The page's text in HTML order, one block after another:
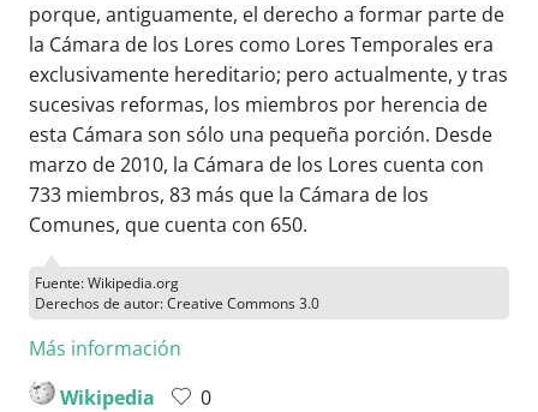
porque, antiguamente, el derecho a formar parte de
la Cámara de los Lores como Lores Temporales era
exclusivamente hereditario; pero actualmente, y tras
sucesivas reformas, los miembros por herencia de
esta Cámara son sólo una pequeña porción. Desde
marzo de 2010, la Cámara de los Lores cuenta con
733 miembros, 83 más que la Cámara de los
Comunes, que cuenta con 650.
Fuente: Wikipedia.org
Derechos de autor: Creative Commons 3.0
Más información
Wikipedia
0